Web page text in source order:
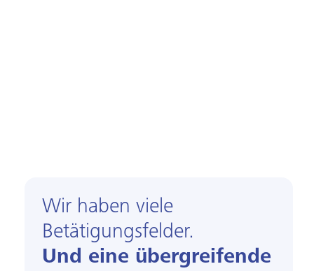
Wir haben viele
Betätigungs­felder.
Und eine über­greifende